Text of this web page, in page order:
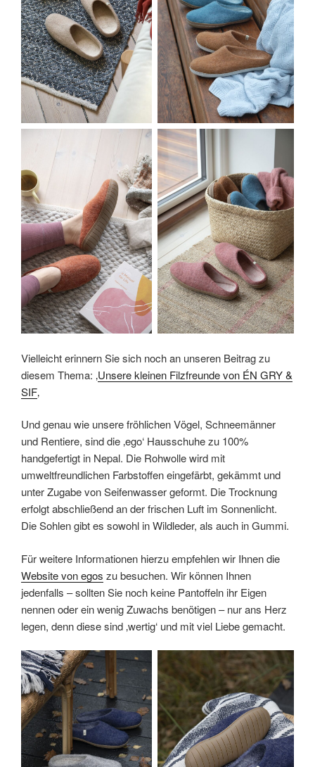
Vielleicht erinnern Sie sich noch an unseren Beitrag zu
diesem Thema: ‚Unsere kleinen Filzfreunde von ÉN GRY &
SIF‚
Und genau wie unsere fröhlichen Vögel, Schneemänner
und Rentiere, sind die ‚ego‘ Hausschuhe zu 100%
handgefertigt in Nepal. Die Rohwolle wird mit
umweltfreundlichen Farbstoffen eingefärbt, gekämmt und
unter Zugabe von Seifenwasser geformt. Die Trocknung
erfolgt abschließend an der frischen Luft im Sonnenlicht.
Die Sohlen gibt es sowohl in Wildleder, als auch in Gummi.
Für weitere Informationen hierzu empfehlen wir Ihnen die
Website von egos zu besuchen. Wir können Ihnen
jedenfalls – sollten Sie noch keine Pantoffeln ihr Eigen
nennen oder ein wenig Zuwachs benötigen – nur ans Herz
legen, denn diese sind ‚wertig‘ und mit viel Liebe gemacht.